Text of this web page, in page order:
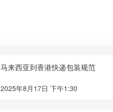
马来西亚到香港快递包装规范
2025年8月17日 下午1:30